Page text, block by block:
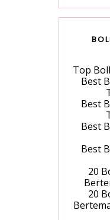
Top
Best
Best
Best
Best
20
20